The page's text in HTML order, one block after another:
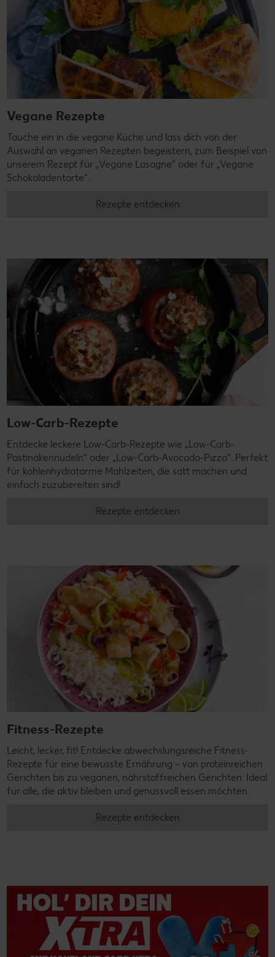
Vegane Rezepte
Tauche ein in die vegane Küche und lass dich von der
Auswahl an veganen Rezepten begeistern, zum Beispiel von
unserem Rezept für „Vegane Lasagne“ oder für „Vegane
Schokoladentorte“.
Rezepte entdecken
Low-Carb-Rezepte
Entdecke leckere Low-Carb-Rezepte wie „Low-Carb-
Pastinakennudeln" oder „Low-Carb-Avocado-Pizza". Perfekt
für kohlenhydratarme Mahlzeiten, die satt machen und
einfach zuzubereiten sind!
Rezepte entdecken
Fitness-Rezepte
Leicht, lecker, fit! Entdecke abwechslungsreiche Fitness-
Rezepte für eine bewusste Ernährung – von proteinreichen
Gerichten bis zu veganen, nährstoffreichen Gerichten. Ideal
für alle, die aktiv bleiben und genussvoll essen möchten.
Rezepte entdecken